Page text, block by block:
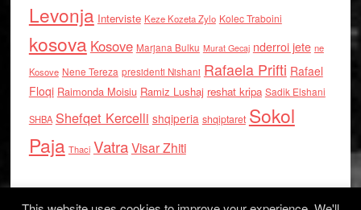
Levonja Interviste Keze Kozeta Zylo Kolec Traboini
kosova Kosove Marjana Bulku Murat Gecaj nderroi jete ne
Kosove Nene Tereza presidenti Nishani Rafaela Prifti Rafael
Floqi Raimonda Moisiu Ramiz Lushaj reshat kripa Sadik Elshani
SHBA Shefqet Kercelli shqiperia shqiptaret Sokol
Paja Thaci VatraVisar Zhiti